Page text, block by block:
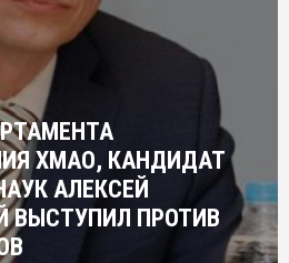
ХМАО, КАНДИДАТ
АЛЕКСЕЙ
ВЫСТУПИЛ ПРОТИВ